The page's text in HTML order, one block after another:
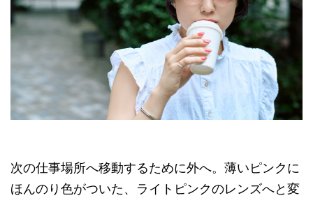
次の仕事場所へ移動するために外へ。薄いピンクに
ほんのり色がついた、ライトピンクのレンズへと変